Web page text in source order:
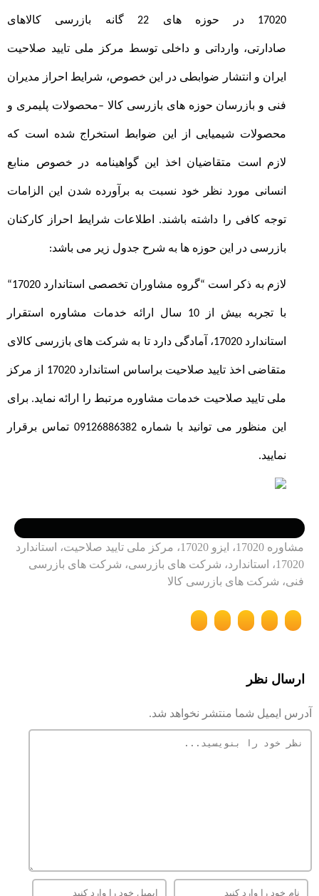
17020 در حوزه های 22 گانه بازرسی کالاهای
صادارتی، وارداتی و داخلی توسط مرکز ملی تایید صلاحیت
ایران و انتشار ضوابطی در این خصوص، شرایط احراز مدیران
فنی و بازرسان حوزه های بازرسی کالا –محصولات پلیمری و
محصولات شیمیایی از این ضوابط استخراج شده است که
لازم است متقاضیان اخذ این گواهینامه در خصوص منابع
انسانی مورد نظر خود نسبت به برآورده شدن این الزامات
توجه کافی را داشته باشند. اطلاعات شرایط احراز کارکنان
بازرسی در این حوزه ها به شرح جدول زیر می باشد:
لازم به ذکر است “گروه مشاوران تخصصی استاندارد 17020 “
با تجربه بیش از 10 سال ارائه خدمات مشاوره استقرار
استاندارد 17020، آمادگی دارد تا به شرکت های بازرسی کالای
متقاضی اخذ تایید صلاحیت براساس استاندارد 17020 از مرکز
ملی تایید صلاحیت خدمات مشاوره مرتبط را ارائه نماید. برای
این منظور می توانید با شماره 09126886382 تماس برقرار
نمایید.
مشاوره 17020، ایزو 17020، مرکز ملی تایید صلاحیت، استاندارد
17020، استاندارد، شرکت های بازرسی، شرکت های بازرسی
فنی، شرکت های بازرسی کالا
ارسال نظر
آدرس ایمیل شما منتشر نخواهد شد.